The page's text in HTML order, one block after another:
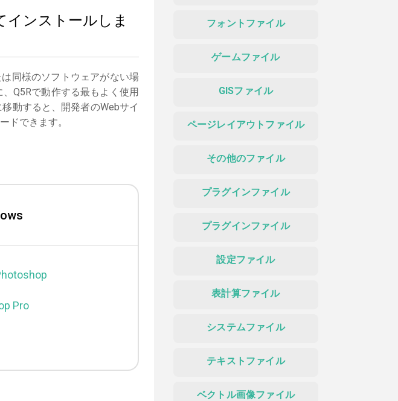
インストールしま
同様のソフトウェアがない場
Q5Rで動作する最もよく使用
動すると、開発者のWebサイ
ドできます。
Pro
フォントファイル
ゲームファイル
GISファイル
ページレイアウトファイル
その他のファイル
プラグインファイル
プラグインファイル
設定ファイル
表計算ファイル
システムファイル
テキストファイル
ベクトル画像ファイル